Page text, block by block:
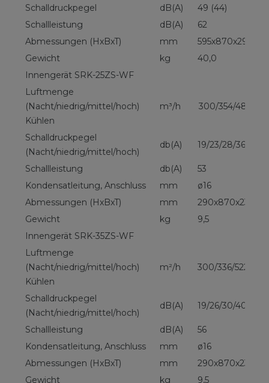
Schalldruckpegel
dB(A)
49 (44)
Schallleistung
dB(A)
62
Abmessungen (HxBxT)
mm
595x870x290
Gewicht
kg
40,0
Innengerät SRK-25ZS-WF
Luftmenge
(Nacht/niedrig/mittel/hoch)
Kühlen
m³/h 300/354/480/
Schalldruckpegel
(Nacht/niedrig/mittel/hoch)
db(A) 19/23/28/36
Schallleistung db(A)
53
Kondensatleitung, Anschluss
mm
ø16
Abmessungen (HxBxT)
mm
290x870x230
Gewicht
kg
9,5
Innengerät SRK-35ZS-WF
Luftmenge
(Nacht/niedrig/mittel/hoch)
Kühlen
m²/h 300/336/522/678
Schalldruckpegel
(Nacht/niedrig/mittel/hoch)
dB(A) 19/26/30/40
Schallleistung dB(A)
56
Kondensatleitung, Anschluss
mm
ø16
Abmessungen (HxBxT)
mm
290x870x230
Gewicht
kg 9,5